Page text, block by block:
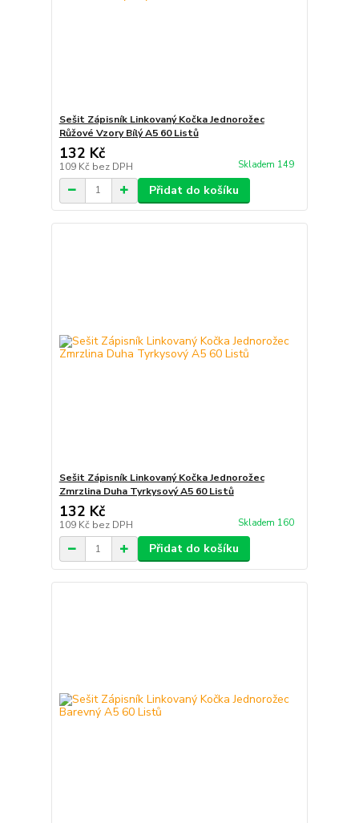
Sešit Zápisník Linkovaný Kočka Jednorožec
Růžové Vzory Bílý A5 60 Listů
132 Kč
109 Kč bez DPH Skladem 149
Přidat do košíku
Sešit Zápisník Linkovaný Kočka Jednorožec
Zmrzlina Duha Tyrkysový A5 60 Listů
132 Kč
109 Kč bez DPH Skladem 160
Přidat do košíku